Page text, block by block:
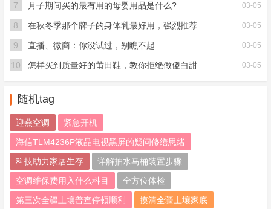
03-05
7 月子期间买的最有用的母婴用品是什么?
03-05
8 在秋冬季那个牌子的身体乳最好用，强烈推荐
03-05
9 直播、微商：你没试过，别瞧不起
03-05
10 怎样买到质量好的莆田鞋，教你拒绝做傻白甜
随机tag
迎燕空调
紧急开机
海信TLM4236P液晶电视黑屏的疑问修缮思绪
科技助力家居生存
详解抽水马桶装置步骤
空调维保费用入什么科目
全方位体检
第三次全疆土壤普查停顿顺利
摸清全疆土壤家底